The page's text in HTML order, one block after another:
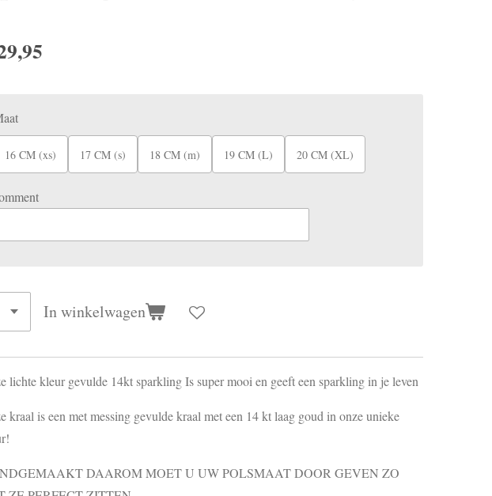
16 CM (xs) 17 CM (s) 18 CM (m) 19 CM (L) 20 CM (XL)
In winkelwagen
lichte kleur gevulde 14kt sparkling Is super mooi en geeft een sparkling in je leven
kraal is een met messing gevulde kraal met een 14 kt laag goud in onze unieke
DAAROM MOET U UW POLSMAAT DOOR GEVEN ZO